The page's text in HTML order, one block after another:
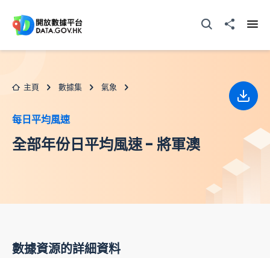
打開搜尋器分享至
主頁 數據集 氣象
每日平均風速
全部年份日平均風速 - 將軍澳
下載
數據資源的詳細資料